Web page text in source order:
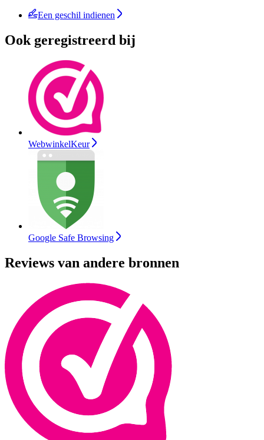
Een geschil indienen
Ook geregistreerd bij
WebwinkelKeur
Google Safe Browsing
Reviews van andere bronnen